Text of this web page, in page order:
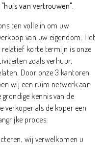
van vertrouwen".
ten volle in om uw
van uw eigendom. Het
relatief korte termijn is onze
zoals verhuur,
Door onze 3 kantoren
wij een ruim netwerk aan
kennis van de
verkoper als de koper een
proces.
wij verwelkomen u